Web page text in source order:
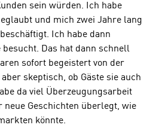
sein würden. Ich habe
und mich zwei Jahre lang
Ich habe dann
Das hat dann schnell
sofort begeistert von der
skeptisch, ob Gäste sie auch
da viel Überzeugungsarbeit
Geschichten überlegt, wie
könnte.